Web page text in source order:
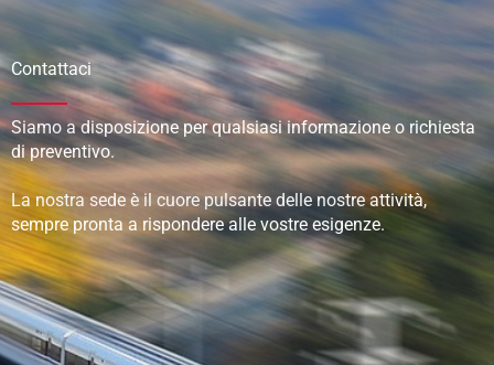
Contattaci
Siamo a disposizione per qualsiasi informazione o richiesta
di preventivo.
La nostra sede è il cuore pulsante delle nostre attività,
sempre pronta a rispondere alle vostre esigenze.